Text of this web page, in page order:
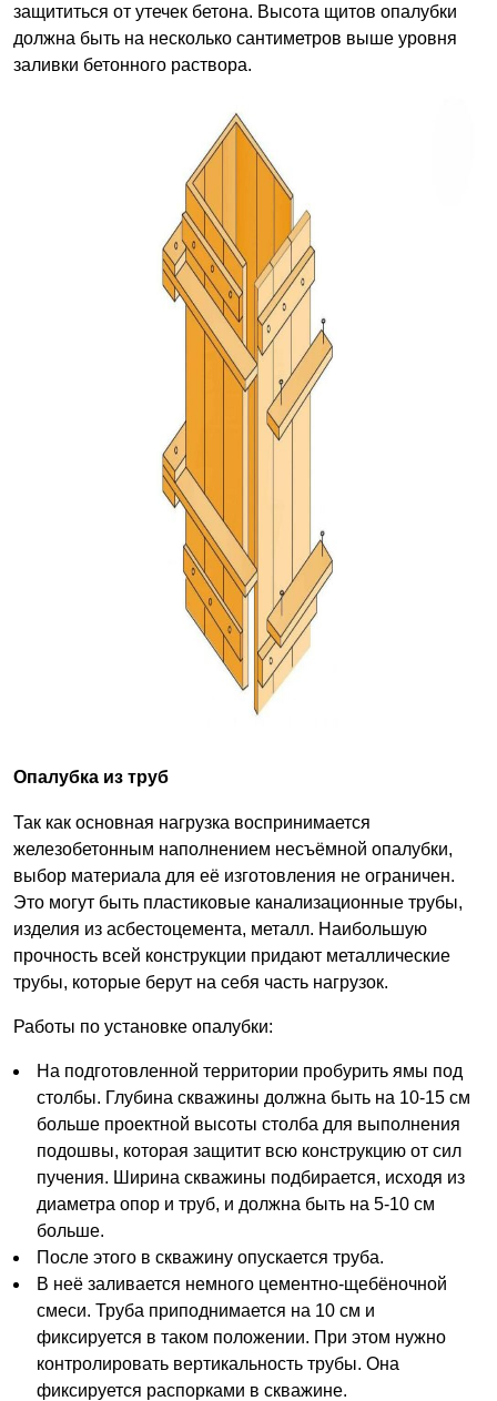
защититься от утечек бетона. Высота щитов опалубки
должна быть на несколько сантиметров выше уровня
заливки бетонного раствора.
Опалубка из труб
Так как основная нагрузка воспринимается
железобетонным наполнением несъёмной опалубки,
выбор материала для её изготовления не ограничен.
Это могут быть пластиковые канализационные трубы,
изделия из асбестоцемента, металл. Наибольшую
прочность всей конструкции придают металлические
трубы, которые берут на себя часть нагрузок.
Работы по установке опалубки:
На подготовленной территории пробурить ямы под
столбы. Глубина скважины должна быть на 10-15 см
больше проектной высоты столба для выполнения
подошвы, которая защитит всю конструкцию от сил
пучения. Ширина скважины подбирается, исходя из
диаметра опор и труб, и должна быть на 5-10 см
больше.
После этого в скважину опускается труба.
В неё заливается немного цементно-щебёночной
смеси. Труба приподнимается на 10 см и
фиксируется в таком положении. При этом нужно
контролировать вертикальность трубы. Она
фиксируется распорками в скважине.